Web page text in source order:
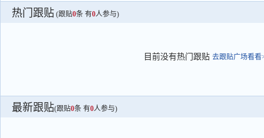
热门跟贴 (跟贴0条 有0人参与)
目前没有热门跟贴 去跟贴广场看看
最新跟贴(跟贴0条 有0人参与)